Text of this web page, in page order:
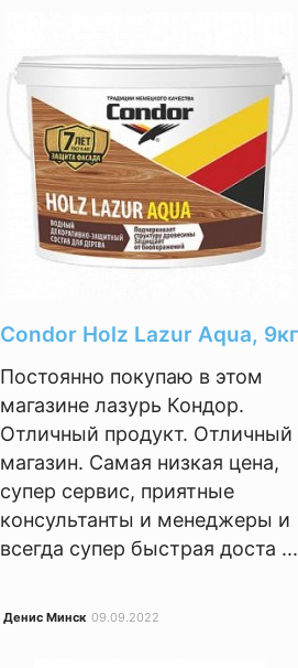
Condor Holz Lazur Aqua, 9кг
Постоянно покупаю в этом
магазине лазурь Кондор.
Отличный продукт. Отличный
магазин. Самая низкая цена,
супер сервис, приятные
консультанты и менеджеры и
всегда супер быстрая доста ...
Денис Минск 09.09.2022